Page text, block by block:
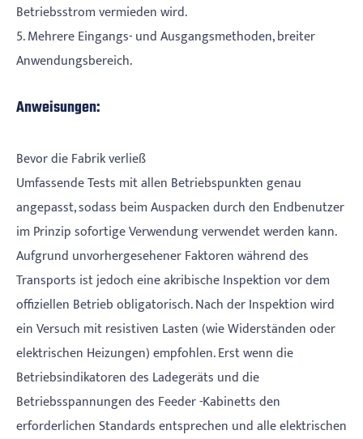
Betriebsstrom vermieden wird.
5. Mehrere Eingangs- und Ausgangsmethoden, breiter
Anwendungsbereich.
Anweisungen:
Bevor die Fabrik verließ
Umfassende Tests mit allen Betriebspunkten genau
angepasst, sodass beim Auspacken durch den Endbenutzer
im Prinzip sofortige Verwendung verwendet werden kann.
Aufgrund unvorhergesehener Faktoren während des
Transports ist jedoch eine akribische Inspektion vor dem
offiziellen Betrieb obligatorisch. Nach der Inspektion wird
ein Versuch mit resistiven Lasten (wie Widerständen oder
elektrischen Heizungen) empfohlen. Erst wenn die
Betriebsindikatoren des Ladegeräts und die
Betriebsspannungen des Feeder -Kabinetts den
erforderlichen Standards entsprechen und alle elektrischen